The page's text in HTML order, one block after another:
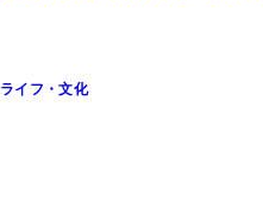
ライフ・文化